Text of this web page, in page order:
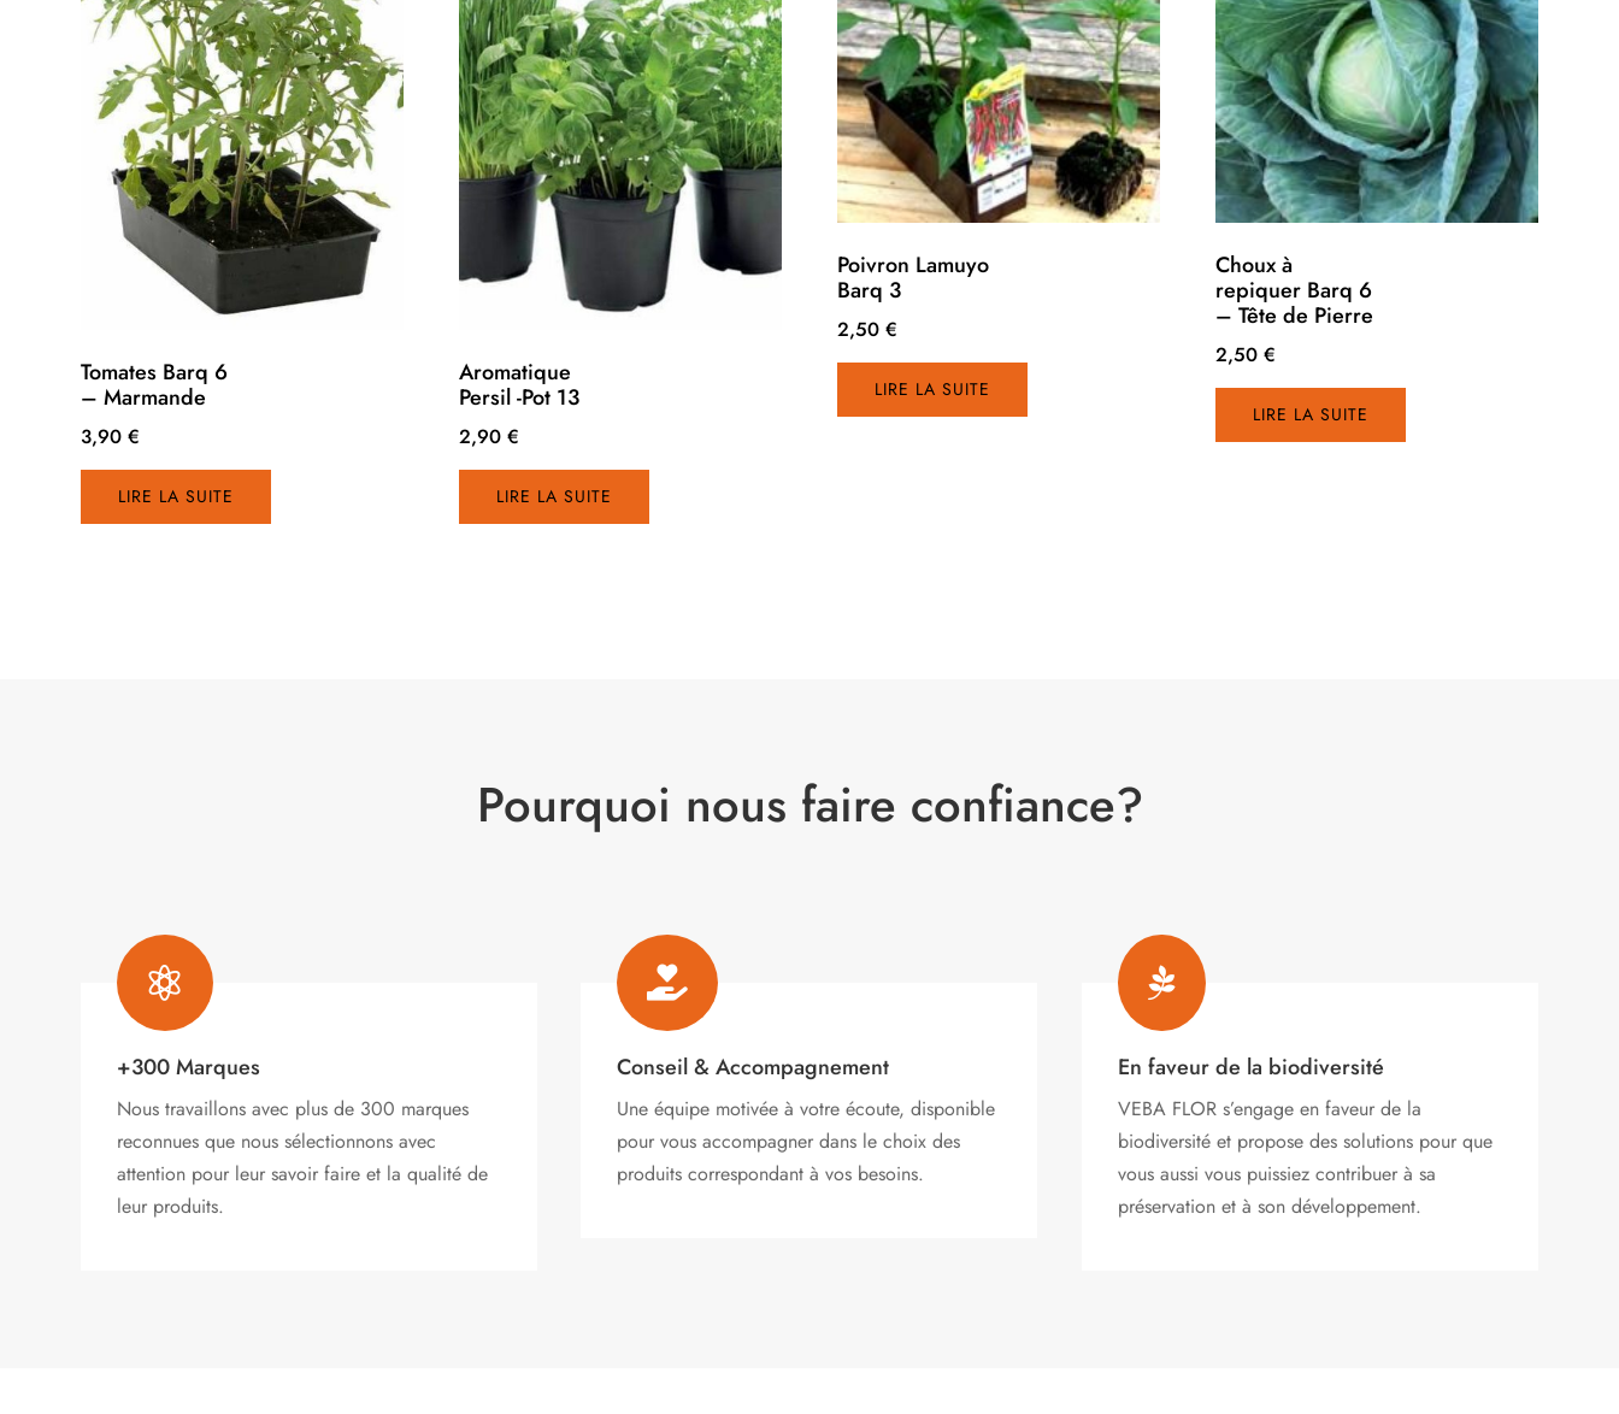
Tomates Barq 6
– Marmande
3,90€
LIRE LA SUITE
Aromatique
Persil -Pot 13
2,90€
LIRE LA SUITE
Poivron Lamuyo
Barq 3
2,50 €
LIRE LA SUITE
Choux à
repiquer Barq 6
– Tête de Pierre
2,50 €
LIRE LA SUITE
Pourquoi nous faire confiance?

+300 Marques
Nous travaillons avec plus de 300 marques
reconnues que nous sélectionnons avec
attention pour leur savoir faire et la qualité de
leur produits.

Conseil & Accompagnement
Une équipe motivée à votre écoute, disponible
pour vous accompagner dans le choix des
produits correspondant à vos besoins.

En faveur de la biodiversité
VEBA FLOR s’engage en faveur de la
biodiversité et propose des solutions pour que
vous aussi vous puissiez contribuer à sa
préservation et à son développement.